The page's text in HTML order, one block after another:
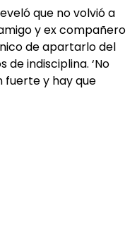
que no volvió a
y ex compañero
de apartarlo del
indisciplina. ‘No
fuerte y hay que